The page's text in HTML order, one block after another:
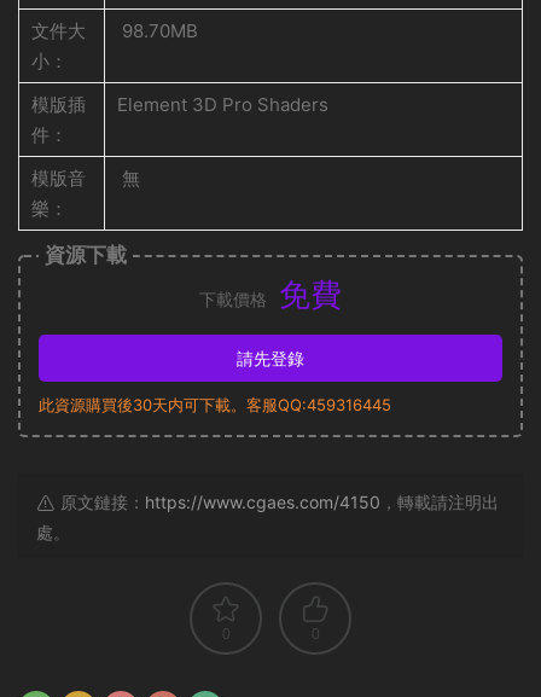
文件大
小：
98.70MB
模版插
件：
Element 3D Pro Shaders
模版音
樂：
無
資源下載
下載價格 免費
請先登錄
此資源購買後30天内可下載。客服QQ:459316445
原文鏈接： https://www.cgaes.com/4150 ，轉載請注明出
處。
0 0